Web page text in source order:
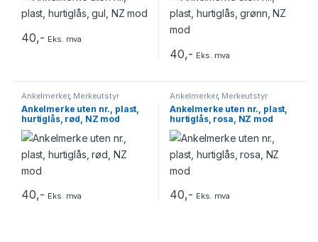
40,- Eks. mva
40,- Eks. mva
Ankelmerker, Merkeutstyr
Ankelmerke uten nr., plast,
hurtiglås, rød, NZ mod
40,- Eks. mva
Ankelmerker, Merkeutstyr
Ankelmerke uten nr., plast,
hurtiglås, rosa, NZ mod
40,- Eks. mva